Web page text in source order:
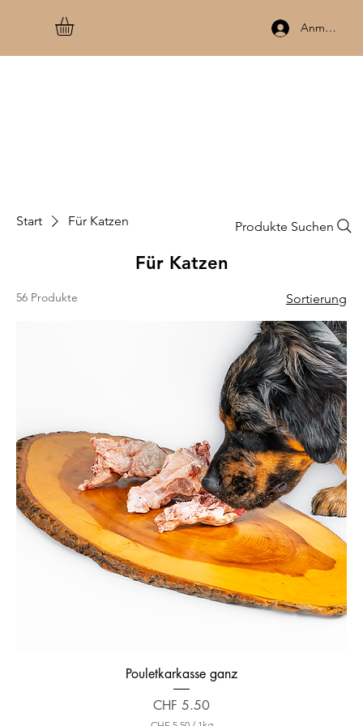
Anmelden
Start Für Katzen
Für Katzen
56 Produkte Sortierung
Pouletkarkasse ganz
Preis
CHF 5.50
Produkte Suchen